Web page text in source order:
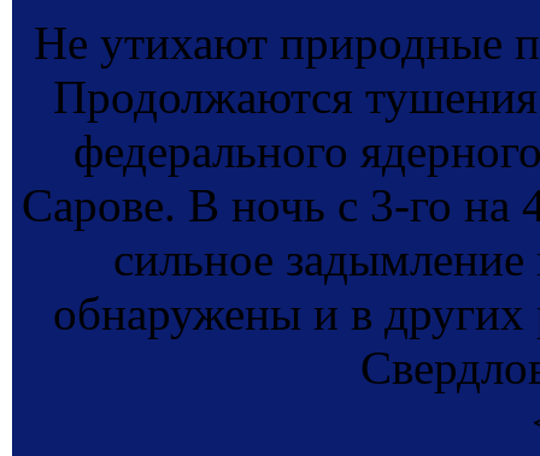
Не утихают природные
Продолжаются
федерального
Сарове. В ночь с 3-го на
сильное
обнаружены и в других